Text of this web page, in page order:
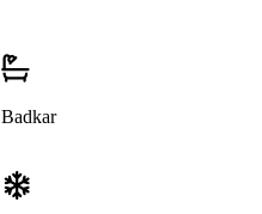
Badkar